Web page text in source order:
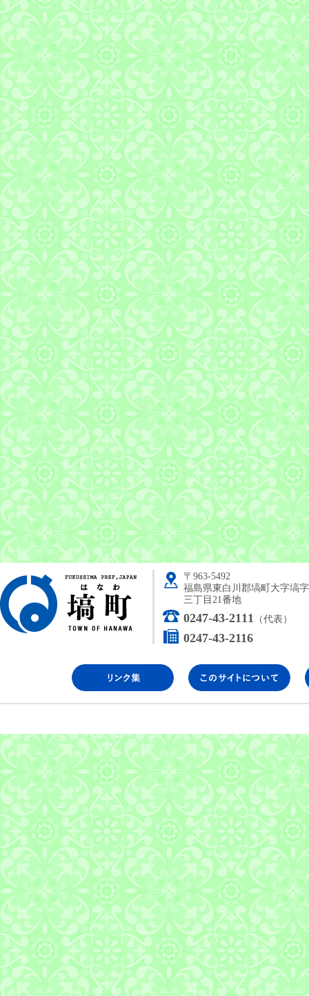
塙町
〒963-5492
福島県東白川郡塙町大字塙
三丁目21番地
0247-43-2111 （代表）
0247-43-2116
リンク集